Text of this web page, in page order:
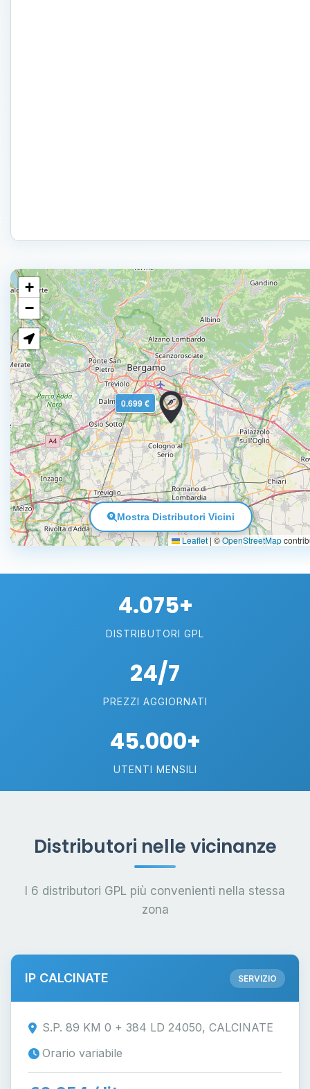
0.699 €
+
−
Leaflet | ©OpenStreetMap
Mostra Distributori Vicini
4.075+
DISTRIBUTORI GPL
24/7
PREZZI AGGIORNATI
45.000+
UTENTI MENSILI
Distributori nelle vicinanze
I 6 distributori GPL più convenienti nella stessa
zona
IP CALCINATE SERVIZIO
S.P. 89 KM 0 + 384 LD 24050, CALCINATE
Orario variabile